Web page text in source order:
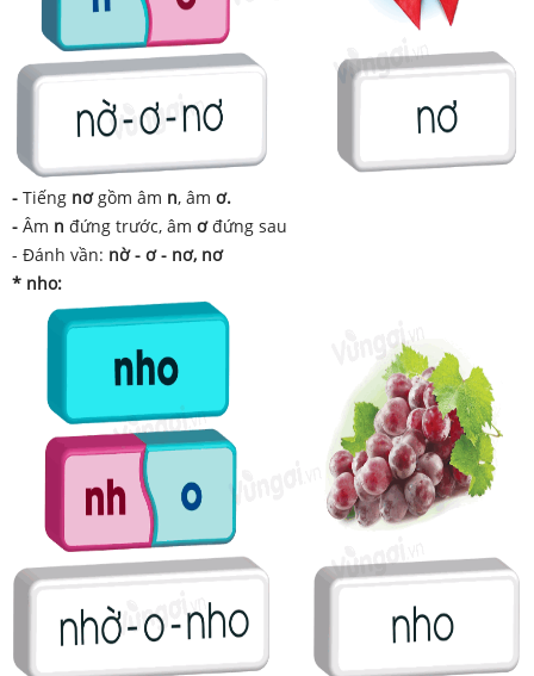
- Tiếng nơgồm âm n, âm ơ.
- Âm n đứng trước, âm ơđứng sau
- Đánh vần: nờ - ơ - nơ, nơ
* nho: